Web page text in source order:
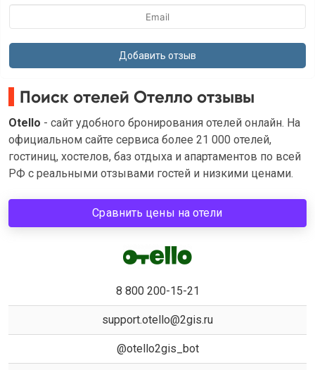
Поиск отелей Отелло отзывы
Otello - сайт удобного бронирования отелей онлайн. На
официальном сайте сервиса более 21 000 отелей,
гостиниц, хостелов, баз отдыха и апартаментов по всей
РФ с реальными отзывами гостей и низкими ценами.
Сравнить цены на отели
8 800 200-15-21
support.otello@2gis.ru
@otello2gis_bot